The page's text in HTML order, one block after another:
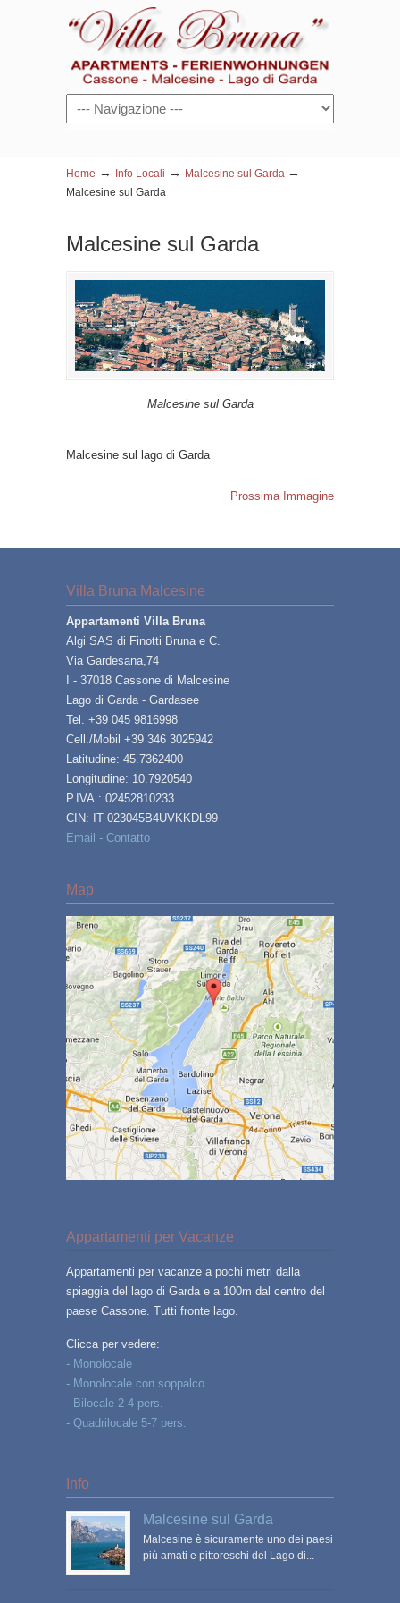
Navigazione
Home → Info Locali → Malcesine sul Garda →
Malcesine sul Garda
Malcesine sul Garda
Malcesine sul Garda
Malcesine sul lago di Garda
Prossima Immagine
Villa Bruna Malcesine
Appartamenti Villa Bruna
Algi SAS di Finotti Bruna e C.
Via Gardesana,74
I - 37018 Cassone di Malcesine
Lago di Garda - Gardasee
Tel. +39 045 9816998
Cell./Mobil +39 346 3025942
Latitudine: 45.7362400
Longitudine: 10.7920540
P.IVA.: 02452810233
CIN: IT 023045B4UVKKDL99
Email - Contatto
Map
Appartamenti per Vacanze
Appartamenti per vacanze a pochi metri dalla
spiaggia del lago di Garda e a 100m dal centro del
paese Cassone. Tutti fronte lago.
Clicca per vedere:
- Monolocale
- Monolocale con soppalco
- Bilocale 2-4 pers.
- Quadrilocale 5-7 pers.
Info
Malcesine sul Garda
Malcesine è sicuramente uno dei paesi
più amati e pittoreschi del Lago di...